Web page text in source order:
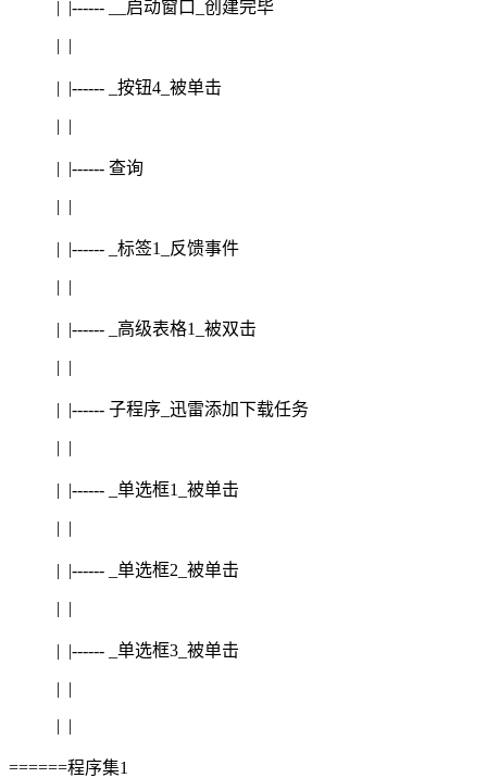
| |------ __启动窗口_创建完毕
| |
| |------ _按钮4_被单击
| |
| |------ 查询
| |
| |------ _标签1_反馈事件
| |
| |------ _高级表格1_被双击
| |
| |------ 子程序_迅雷添加下载任务
| |
| |------ _单选框1_被单击
| |
| |------ _单选框2_被单击
| |
| |------ _单选框3_被单击
| |
| |
======程序集1